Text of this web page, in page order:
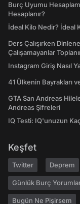
Burç Uyumu
Hesaplanır?
İdeal Kilo Nedir? İdeal
Ders Çalışırken
Çalışamayanlar
Instagram Giriş Nasıl
41 Ülkenin Bayrakları
GTA San Andreas
Andreas Şifreleri
IQ Testi: IQ'unuzun
Keşfet
Twitter Deprem
Günlük Burç
Bugün Ne Pişirsem